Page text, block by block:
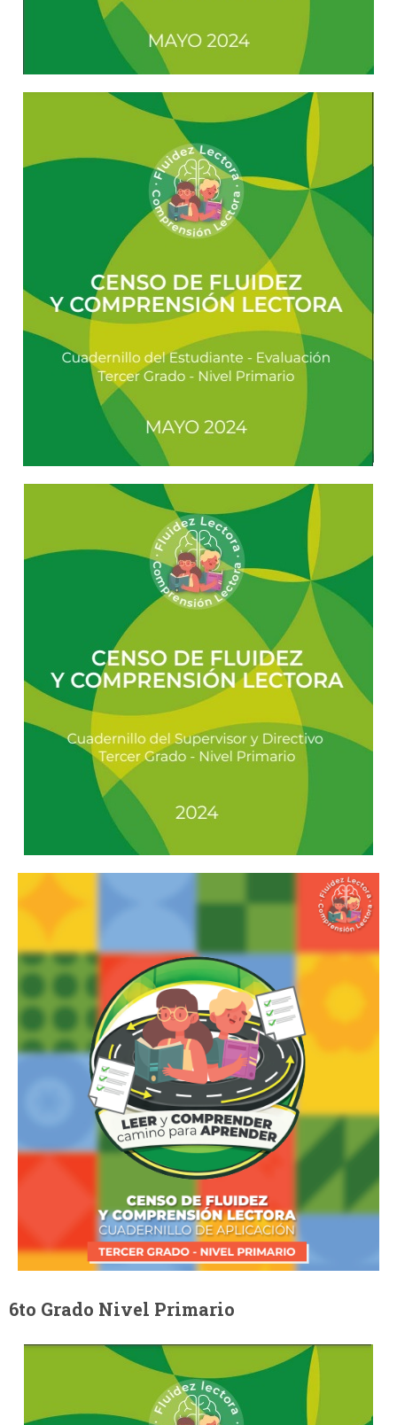
6to Grado Nivel Primario